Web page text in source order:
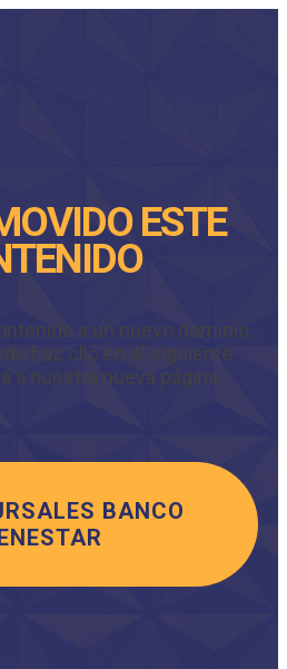
ESTE
a un nuevo dominio,
haz clic en el siguiente
a nuestra nueva página.
BANCO